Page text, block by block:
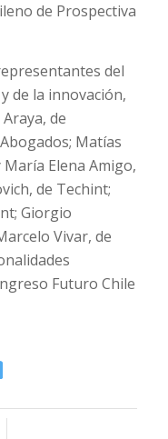
de Prospectiva
del
de la innovación,
de
Matías
María Elena Amigo,
de Techint;
Giorgio
Vivar, de
Futuro Chile